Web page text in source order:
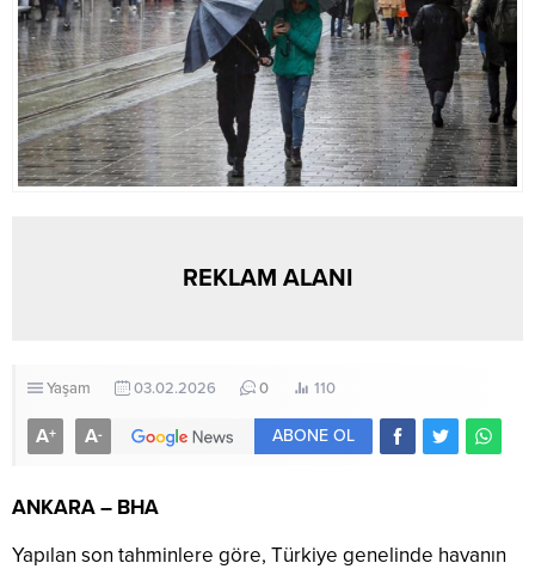
REKLAM ALANI
Yaşam 03.02.2026 0 110
A+ A- ABONE OL
ANKARA – BHA
Yapılan son tahminlere göre, Türkiye genelinde havanın